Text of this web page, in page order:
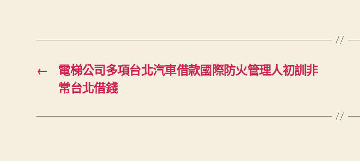
←
電梯公司多項台北汽車借款國際防火管理人初訓非
常台北借錢